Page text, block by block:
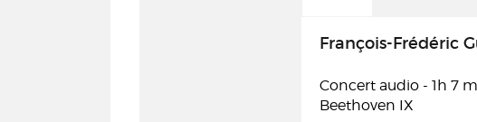
François-Frédéric
Concert audio - 1h 7
Beethoven IX